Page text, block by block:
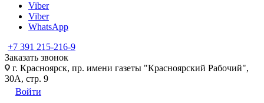
Viber
Viber
WhatsApp
+7 391 215-216-9
Заказать звонок
г. Красноярск, пр. имени газеты "Красноярский Рабочий",
30А, стр. 9
Войти